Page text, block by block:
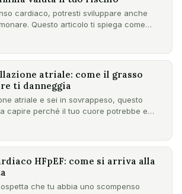
cardiaco, potresti sviluppare anche
Questo articolo ti spiega come
atriale: come il grasso
ti danneggia
atriale e sei in sovrappeso, questo
capire perché il tuo cuore potrebbe e…
HFpEF: come si arriva alla
che tu abbia uno scompenso